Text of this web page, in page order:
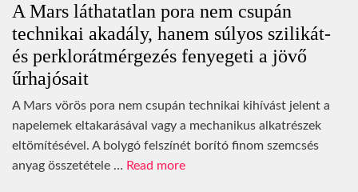
A Mars láthatatlan pora nem csupán
technikai akadály, hanem súlyos szilikát-
és perklorátmérgezés fenyegeti a jövő
űrhajósait
A Mars vörös pora nem csupán technikai kihívást jelent a
napelemek eltakarásával vagy a mechanikus alkatrészek
eltömítésével. A bolygó felszínét borító finom szemcsés
anyag összetétele … Read more